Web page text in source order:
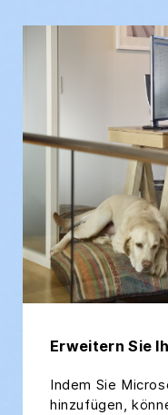
Erweitern Sie
Indem Sie
hinzufügen,